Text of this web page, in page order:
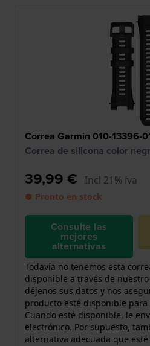
Correa Garmin 010-13396-
Correa de silicona color
39,99 € Incl 21% iva
● Pronto en stock
Consulte las
mejores
alternativas
Todavía no tenemos esta
disponible a través de nuestro
déjenos sus datos y nos
producto esté disponible para
Cuando esté disponible, le
electrónico. Por supuesto,
alternativa adecuada que